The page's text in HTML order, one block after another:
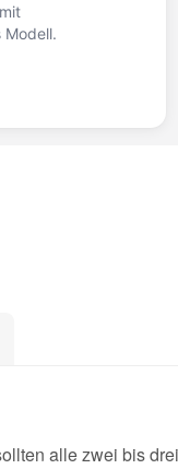
Modell.
alle zwei bis